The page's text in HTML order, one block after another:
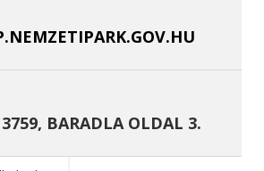
BARADLA OLDAL 3.